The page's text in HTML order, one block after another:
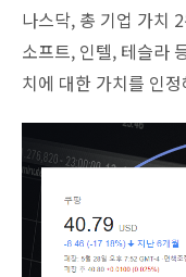
나스닥, 총 기업 가치
소프트, 인텔, 테슬라
치에 대한 가치를 인